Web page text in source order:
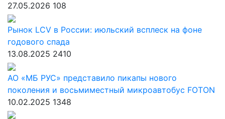
27.05.2026 108
Рынок LCV в России: июльский всплеск на фоне
годового спада
13.08.2025 2410
АО «МБ РУС» представило пикапы нового
поколения и восьмиместный микроавтобус FOTON
10.02.2025 1348